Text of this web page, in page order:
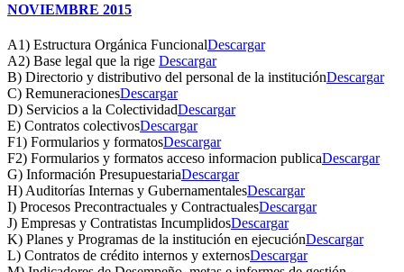
NOVIEMBRE 2015
A1) Estructura Orgánica FuncionalDescargar
A2) Base legal que la rige Descargar
B) Directorio y distributivo del personal de la instituciónDescargar
C) RemuneracionesDescargar
D) Servicios a la ColectividadDescargar
E) Contratos colectivosDescargar
F1) Formularios y formatosDescargar
F2) Formularios y formatos acceso informacion publicaDescargar
G) Información PresupuestariaDescargar
H) Auditorías Internas y GubernamentalesDescargar
I) Procesos Precontractuales y ContractualesDescargar
J) Empresas y Contratistas IncumplidosDescargar
K) Planes y Programas de la institución en ejecuciónDescargar
L) Contratos de crédito internos y externosDescargar